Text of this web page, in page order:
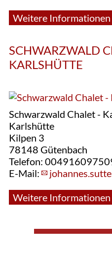
Weitere Informationen
SCHWARZWALD
KARLSHÜTTE
Schwarzwald Chalet -
Karlshütte
Kilpen 3
78148 Gütenbach
Telefon:
E-Mail:
Weitere Informationen